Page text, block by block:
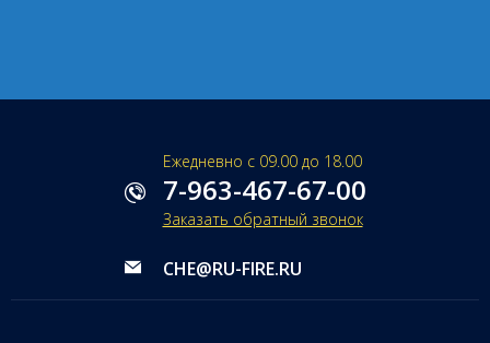
Ежедневно с 09.00 до 18.00
7-963-467-67-00
Заказать обратный звонок
CHE@RU-FIRE.RU